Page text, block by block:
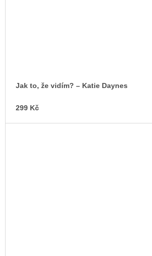
Jak to, že vidím? – Katie Daynes
299 Kč